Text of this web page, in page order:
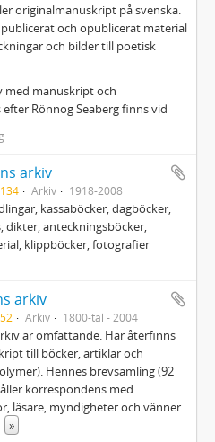
originalmanuskript på svenska.
och opublicerat material
och bilder till poetisk
med manuskript och
Rönnog Seaberg finns vid
arkiv
Arkiv 1918-2008
kassaböcker, dagböcker,
dikter, anteckningsböcker,
klippböcker, fotografier
arkiv
Arkiv 1800-tal - 2004
är omfattande. Här återfinns
till böcker, artiklar och
Hennes brevsamling (92
korrespondens med
läsare, myndigheter och vänner.
»